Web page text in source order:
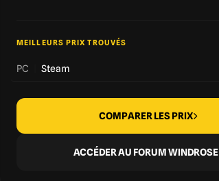
MEILLEURS PRIX TROUVÉS
PC Steam
COMPARER LES PRIX
ACCÉDER AU FORUM WINDROSE